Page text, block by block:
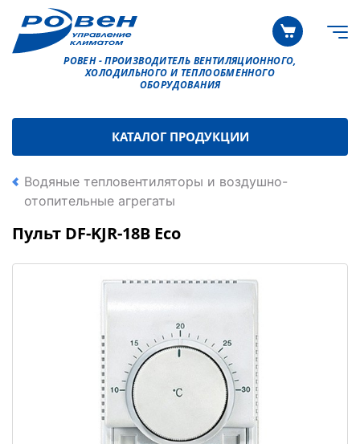
РОВЕН - ПРОИЗВОДИТЕЛЬ ВЕНТИЛЯЦИОННОГО,
ХОЛОДИЛЬНОГО И ТЕПЛООБМЕННОГО
ОБОРУДОВАНИЯ
КАТАЛОГ ПРОДУКЦИИ
Водяные тепловентиляторы и воздушно-
отопительные агрегаты
Пульт DF-KJR-18B Eco